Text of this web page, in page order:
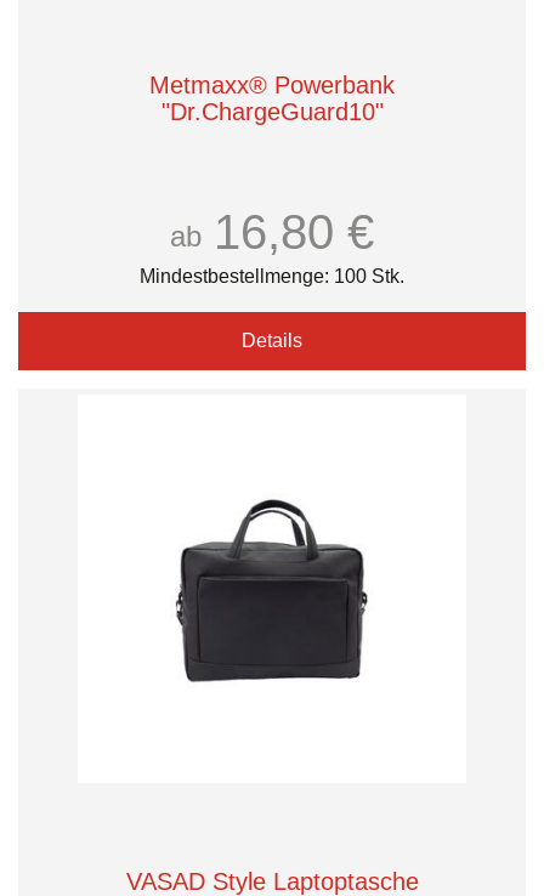
Metmaxx® Powerbank
"Dr.ChargeGuard10"
ab 16,80 €
Mindestbestellmenge: 100 Stk.
Details
VASAD Style Laptoptasche